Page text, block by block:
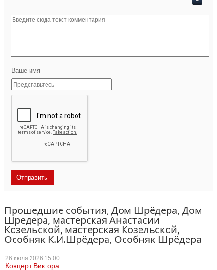
Ваше имя
Прошедшие события, Дом Шрёдера, Дом
Шредера, мастерская Анастасии
Козельской, мастерская Козельской,
Особняк К.И.Шрёдера, Особняк Шрёдера
26 июля 2026 15:00
Концерт Виктора